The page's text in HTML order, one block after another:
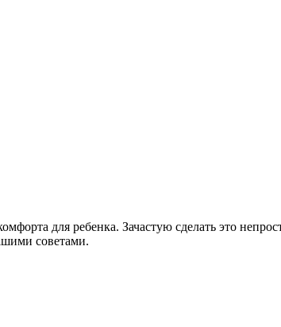
для ребенка. Зачастую сделать это
советами.